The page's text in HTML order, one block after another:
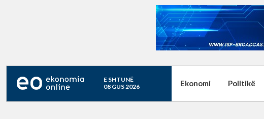
E SHTUNË
08 GUS 2026
Ekonomi Politikë